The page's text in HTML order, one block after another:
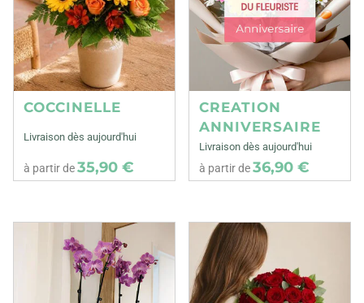
COCCINELLE
Livraison dès aujourd'hui
à partir de35,90 €
CREATION
ANNIVERSAIRE
Livraison dès aujourd'hui
à partir de36,90 €